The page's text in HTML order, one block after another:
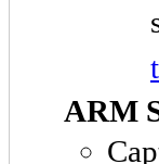
ARM